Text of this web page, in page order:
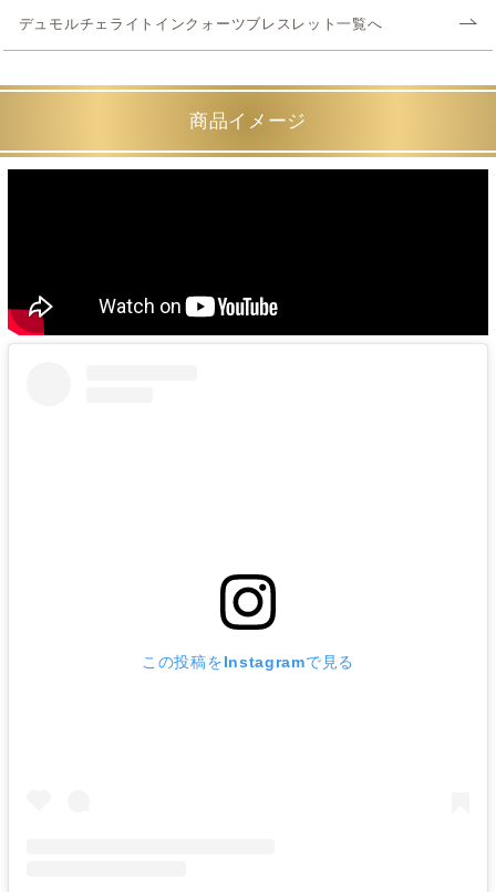
デュモルチェライトインクォーツブレスレット一覧へ
商品イメージ
この投稿をInstagramで見る